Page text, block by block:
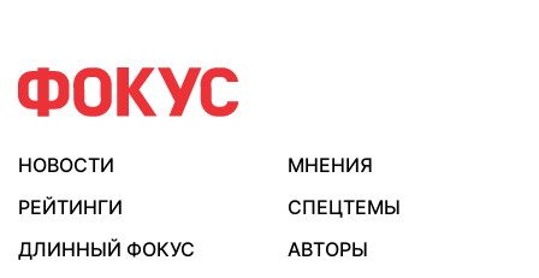
НОВОСТИ
МНЕНИЯ
РЕЙТИНГИ
СПЕЦТЕМЫ
ДЛИННЫЙ ФОКУС
АВТОРЫ